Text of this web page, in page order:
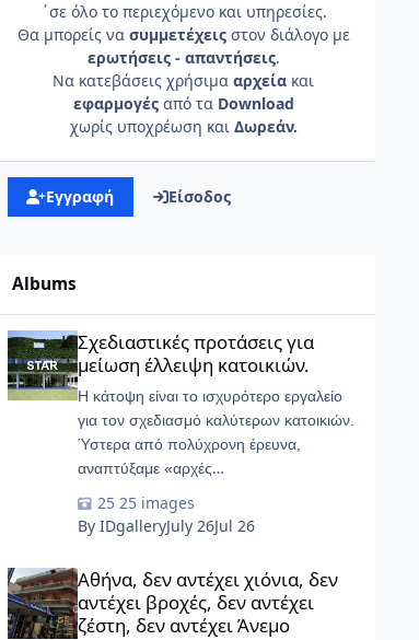
΄σε όλο το περιεχόμενο και υπηρεσίες.
Θα μπορείς να συμμετέχειςστον διάλογο με
ερωτήσεις - απαντήσεις.
Να κατεβάσεις χρήσιμααρχεία και
εφαρμογέςαπό τα Download
χωρίς υποχρέωση και Δωρεάν.
Εγγραφή Είσοδος
Albums
Σχεδιαστικές προτάσεις για
μείωση έλλειψη κατοικιών.
Η κάτοψη είναι το ισχυρότερο εργαλείο
για τον σχεδιασμό καλύτερων κατοικιών.
Ύστερα από πολύχρονη έρευνα,
αναπτύξαμε «αρχές
στο START-Ivry, στο ευρύτερο Παρίσι
25 images
By IDgalleryJuly 26Jul 26
Αθήνα, δεν αντέχει χιόνια, δεν αντέχει βροχές, δεν
Αθήνα, δεν αντέχει χιόνια, δεν
αντέχει βροχές, δεν αντέχει
ζέστη, δεν αντέχει Άνεμο